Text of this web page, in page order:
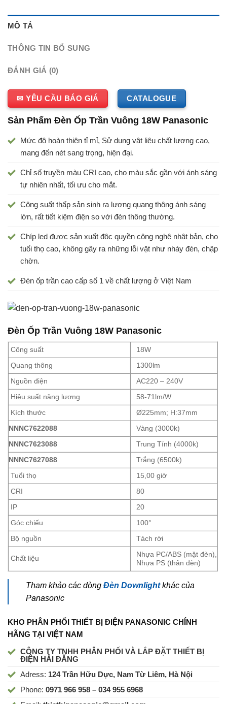
MÔ TẢ
THÔNG TIN BỔ SUNG
ĐÁNH GIÁ (0)
✉ YÊU CẦU BÁO GIÁ CATALOGUE
Sản Phẩm Đèn Ốp Trần Vuông 18W Panasonic
Mức độ hoàn thiện tỉ mỉ, Sử dụng vật liệu chất lượng cao,
mang đến nét sang trọng, hiện đại.
Chỉ số truyền màu CRI cao, cho màu sắc gần với ánh sáng
tự nhiên nhất, tối ưu cho mắt.
Công suất thấp sản sinh ra lượng quang thông ánh sáng
lớn, rất tiết kiệm điện so với đèn thông thường.
Chíp led được sản xuất độc quyền công nghệ nhật bản, cho
tuổi thọ cao, không gây ra những lỗi vặt như nháy đèn, chập
chờn.
Đèn ốp trần cao cấp số 1 về chất lượng ở Việt Nam
Đèn Ốp Trần Vuông 18W Panasonic
Công suất 18W
Quang thông 1300lm
Nguồn điện AC220 – 240V
Hiệu suất năng lượng 58-71lm/W
Kích thước Ø225mm; H:37mm
NNNC7622088 Vàng (3000k)
NNNC7623088 Trung Tính (4000k)
NNNC7627088 Trắng (6500k)
Tuổi thọ 15,00 giờ
CRI 80
IP 20
Góc chiếu 100°
Bộ nguồn Tách rời
Chất liệu
Nhựa PC/ABS (mặt đèn),
Nhựa PS (thân đèn)
Tham khảo các dòng Đèn Downlightkhác của
Panasonic
KHO PHÂN PHỐI THIẾT BỊ ĐIỆN PANASONIC CHÍNH
HÃNG TẠI VIỆT NAM
CÔNG TY TNHH PHÂN PHỐI VÀ LẮP ĐẶT THIẾT BỊ
ĐIỆN HẢI ĐĂNG
Adress: 124 Trần Hữu Dực, Nam Từ Liêm, Hà Nội
Phone: 0971 966 958 – 034 955 6968